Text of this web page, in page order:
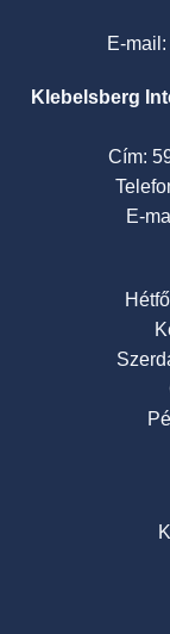
E-mail:
Klebelsberg
Cím:
E-